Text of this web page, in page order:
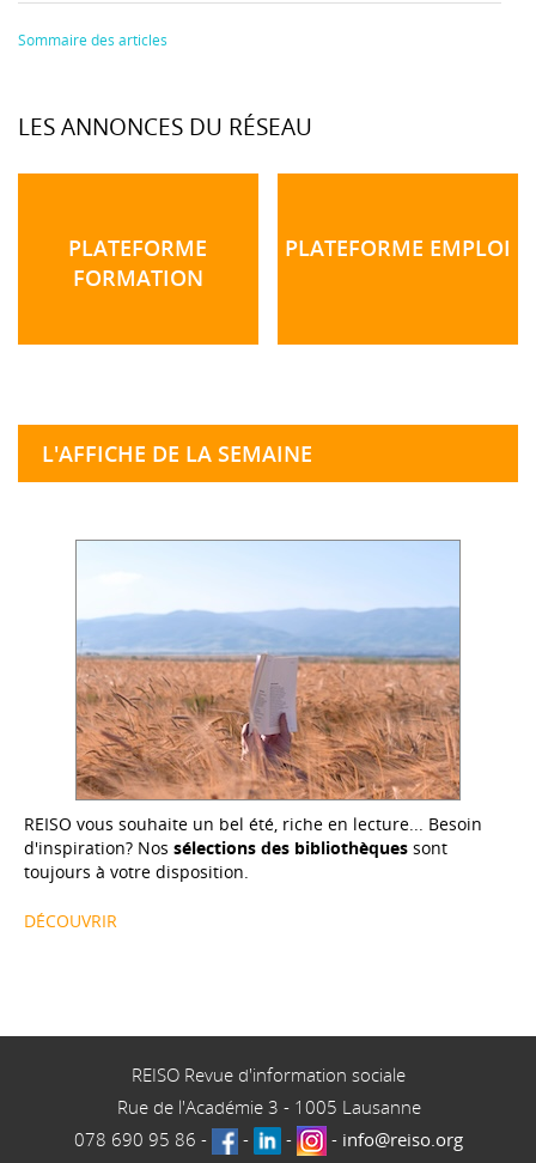
Sommaire des articles
LES ANNONCES DU RÉSEAU
PLATEFORME
FORMATION
PLATEFORME EMPLOI
L'AFFICHE DE LA SEMAINE
REISO vous souhaite un bel été, riche en lecture... Besoin
d'inspiration? Nos sélections des bibliothèques sont
toujours à votre disposition.
DÉCOUVRIR
REISO Revue d'information sociale
Rue de l'Académie 3 - 1005 Lausanne
078 690 95 86 - - - - info@reiso.org